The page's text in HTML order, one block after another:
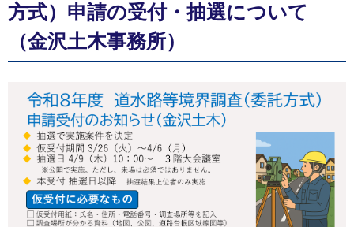
方式）申請の受付・抽選について
（金沢土木事務所）